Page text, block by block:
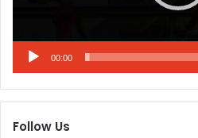
00:00
Follow Us